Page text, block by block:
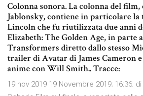
Colonna sonora. La colonna del film,
Jablonsky, contiene in particolare la
Lincoln che fu riutilizzata due anni
Elizabeth: The Golden Age, in parte
Transformers diretto dallo stesso
trailer di Avatar di James Cameron
anime con Will Smith.. Tracce:
19 nov 2019 19 Novembre 2019; 16:36;